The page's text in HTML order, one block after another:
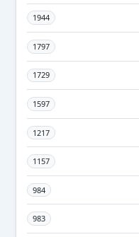
1944
1797
1729
1597
1217
1157
984
983